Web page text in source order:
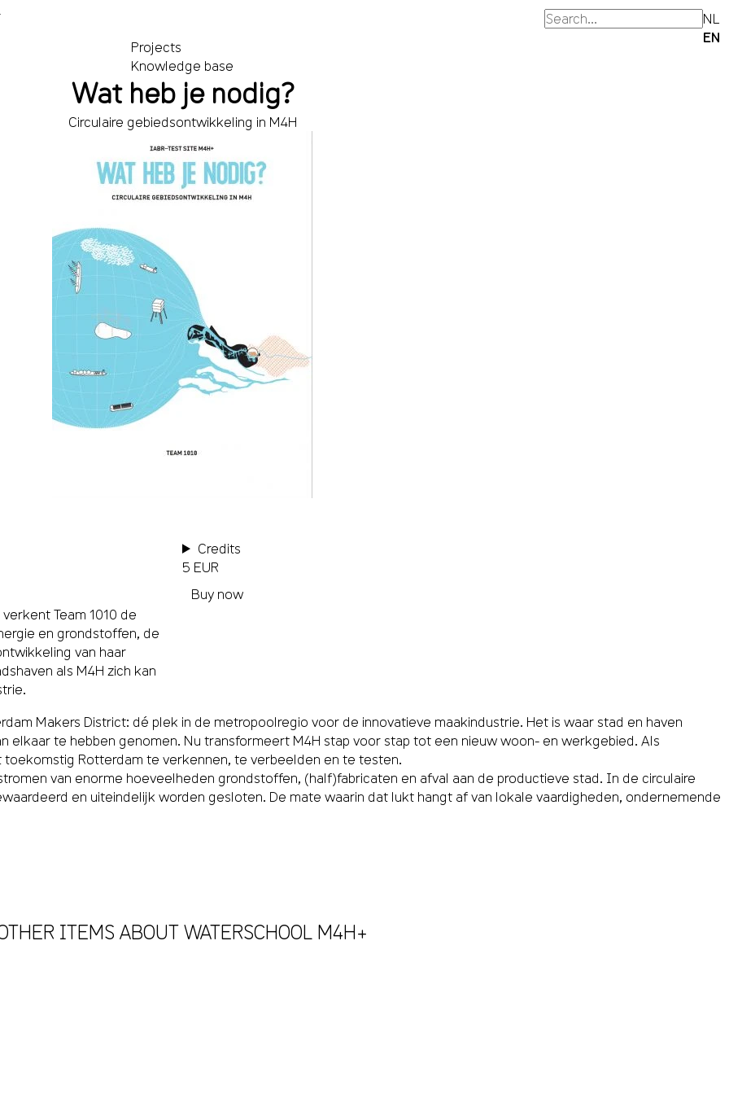
NL
EN
Projects
Knowledge base
Wat heb je nodig?
Circulaire gebiedsontwikkeling in M4H
Team 1010 de
en grondstoffen, de
van haar
als M4H zich kan
Credits
5 EUR
Buy now
Makers District: dé plek in de metropoolregio voor de innovatieve maakindustrie. Het is waar stad en haven
elkaar te hebben genomen. Nu transformeert M4H stap voor stap tot een nieuw woon- en werkgebied. Als
toekomstig Rotterdam te verkennen, te verbeelden en te testen.
van enorme hoeveelheden grondstoffen, (half)fabricaten en afval aan de productieve stad. In de circulaire
en uiteindelijk worden gesloten. De mate waarin dat lukt hangt af van lokale vaardigheden, ondernemende
ITEMS ABOUT WATERSCHOOL M4H+